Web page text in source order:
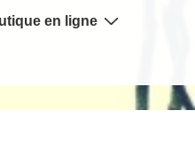
en ligne